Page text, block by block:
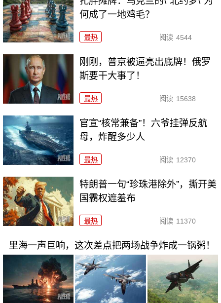
何成了一地鸡毛？
最热 阅读 4544
刚刚，普京被逼亮出底牌！俄罗
斯要干大事了！
最热 阅读 15638
官宣“核常兼备”！六爷挂弹反航
母，炸醒多少人
最热 阅读 12370
特朗普一句“珍珠港除外”，撕开美
国霸权遮羞布
最热 阅读 11370
里海一声巨响，这次差点把两场战争炸成一锅粥！